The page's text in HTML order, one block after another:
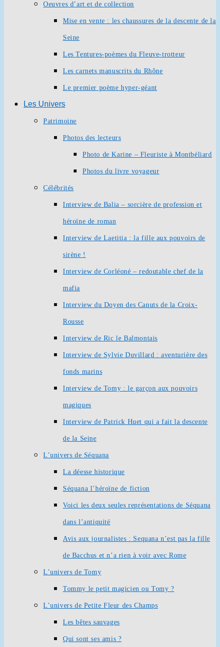
Oeuvres d’art et de collection
Mise en vente : les chaussures de la descente de la
Seine
Les Tentures-poèmes du Fleuve-trotteur
Les carnets manuscrits du Rhône
Le premier poème hyper-géant
Les Univers
Patrimoine
Photos des lecteurs
Photo de Karine – Fleuriste à Montbéliard
Photos du livre voyageur
Célébrités
Interview de Balia – sorcière de profession et
héroïne de roman
Interview de Laetitia : la fille aux pouvoirs de
sirène !
Interview de Corléoné – redoutable chef de la
mafia
Interview du Doyen des Canuts de la Croix-
Rousse
Interview de Ric le Balmontais
Interview de Sylvie Duvillard : aventurière des
fonds marins
Interview de Tomy : le garçon aux pouvoirs
magiques
Interview de Patrick Huet qui a fait la descente
de la Seine
L’univers de Séquana
La déesse historique
Séquana l’héroïne de fiction
Voici les deux seules représentations de Séquana
dans l’antiquité
Avis aux journalistes : Sequana n’est pas la fille
de Bacchus et n’a rien à voir avec Rome
L’univers de Tomy
Tommy le petit magicien ou Tomy ?
L’univers de Petite Fleur des Champs
Les bêtes sauvages
Qui sont ses amis ?